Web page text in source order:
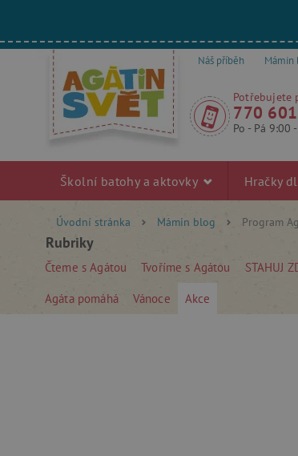
Náš příběh Mámin
Potřebujete
770
Po - Pá 9:00
Školní batohy a aktovky Hračky
Úvodní stránka Mámin blog Program
Rubriky
Čteme s Agátou Tvoříme s Agátou STAHUJ
Agáta pomáhá Vánoce Akce